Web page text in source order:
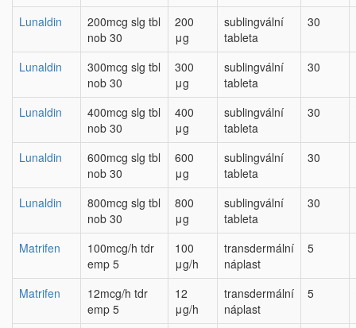
Lunaldin
200mcg slg tbl
nob 30
200
μg
sublingvální
tableta
30
Lunaldin
300mcg slg tbl
nob 30
300
μg
sublingvální
tableta
30
Lunaldin
400mcg slg tbl
nob 30
400
μg
sublingvální
tableta
30
Lunaldin
600mcg slg tbl
nob 30
600
μg
sublingvální
tableta
30
Lunaldin
800mcg slg tbl
nob 30
800
μg
sublingvální
tableta
30
Matrifen
100mcg/h tdr
emp 5
100
μg/h
transdermální
náplast
5
Matrifen
12mcg/h tdr
emp 5
12
μg/h
transdermální
náplast
5